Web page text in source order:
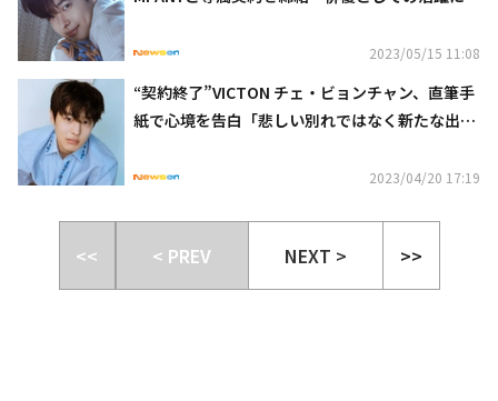
2023/05/15 11:08
“契約終了”VICTON チェ・ビョンチャン、直筆手
紙で心境を告白「悲しい別れではなく新たな出
2023/04/20 17:19
<< < PREV NEXT > >>